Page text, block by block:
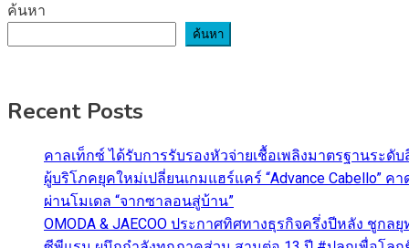
ค้นหา
ค้นหา
Recent Posts
คาลเท็กซ์ ได้รับการรับรองหัวจ่ายเชื้อเพลิงมาตรฐานร
ผู้บริโภคยุคใหม่เปลี่ยนเกมแฮร์แคร์ “Advance
ผ่านโมเดล “จากซาลอนสู่บ้าน”
OMODA & JAECOO ประกาศทิศทางธุรกิจครึ่งปีหลัง ชูกล